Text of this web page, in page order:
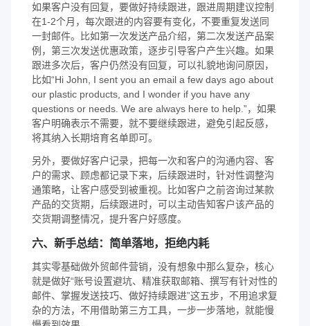
如果客户没有回复，要做好持续跟进，跟进周期建议控制
在1-2个月，每次跟进的内容要有变化，不要重复发送同
一封邮件。比如第一次发送产品介绍，第二次发送产品案
例，第三次发送优惠政策，逐步引导客户产生兴趣。如果
跟进多次后，客户仍然没有回复，可以礼貌地询问原因，
比如“Hi John, I sent you an email a few days ago about
our plastic products, and I wonder if you have any
questions or needs. We are always here to help.”，如果
客户明确表示不需要，就不要继续跟进，避免引起反感，
将其纳入长期培育名单即可。
另外，要做好客户记录，把每一次和客户的沟通内容、客
户的需求、顾虑都记录下来，后续跟进时，针对性调整沟
通策略，让客户感受到被重视。比如客户之前咨询过某款
产品的交货期，后续跟进时，可以主动告知客户该产品的
交货期调整情况，提升客户好感度。
六、新手总结：简单落地，拒绝内耗
其实零基础做外贸邮件营销，没有想象中那么复杂，核心
就是做好“账号设置避坑、精准获取邮箱、撰写有针对性的
邮件、掌握发送技巧、做好持续跟进”这五步，不用追求复
杂的方法，不用借助第三方工具，一步一步落地，就能慢